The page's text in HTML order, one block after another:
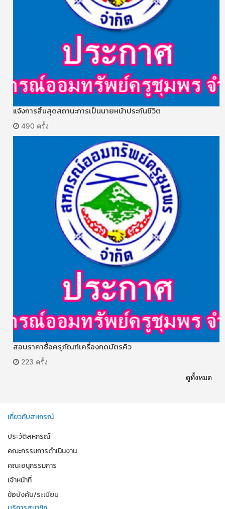
แจ้งการสิ้นสุดสถานะการเป็นนายหน้าประกันชีวิต
490 ครั้ง
สอบราคาซื้อครุภัณฑ์เครื่องกดบัตรคิว
223 ครั้ง
ดูทั้งหมด
เกี่ยวกับสหกรณ์
ประวัติสหกรณ์
คณะกรรมการดำเนินงาน
คณะอนุกรรมการ
เจ้าหน้าที่
ข้อบังคับ/ระเบียบ